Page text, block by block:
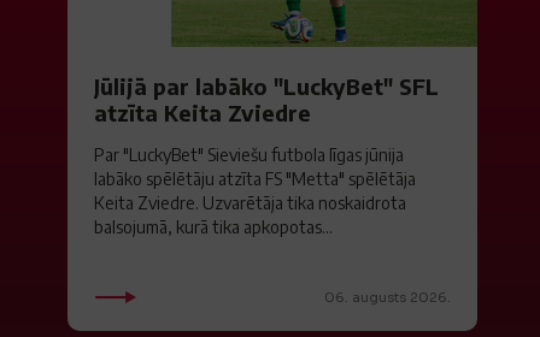
Jūlijā par labāko "LuckyBet" SFL
atzīta Keita Zviedre
Par "LuckyBet" Sieviešu futbola līgas jūnija
labāko spēlētāju atzīta FS "Metta" spēlētāja
Keita Zviedre. Uzvarētāja tika noskaidrota
balsojumā, kurā tika apkopotas...
06. augusts 2026.